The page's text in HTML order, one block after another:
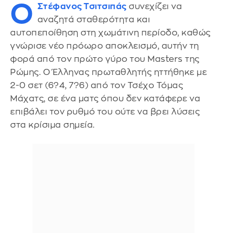
Ο Στέφανος Τσιτσιπάς συνεχίζει να
αναζητά σταθερότητα και
αυτοπεποίθηση στη χωμάτινη περίοδο, καθώς
γνώρισε νέο πρόωρο αποκλεισμό, αυτήν τη
φορά από τον πρώτο γύρο του Masters της
Ρώμης. Ο Έλληνας πρωταθλητής ηττήθηκε με
2-0 σετ (6?4, 7?6) από τον Τσέχο Τόμας
Μάχατς, σε ένα ματς όπου δεν κατάφερε να
επιβάλει τον ρυθμό του ούτε να βρει λύσεις
στα κρίσιμα σημεία.